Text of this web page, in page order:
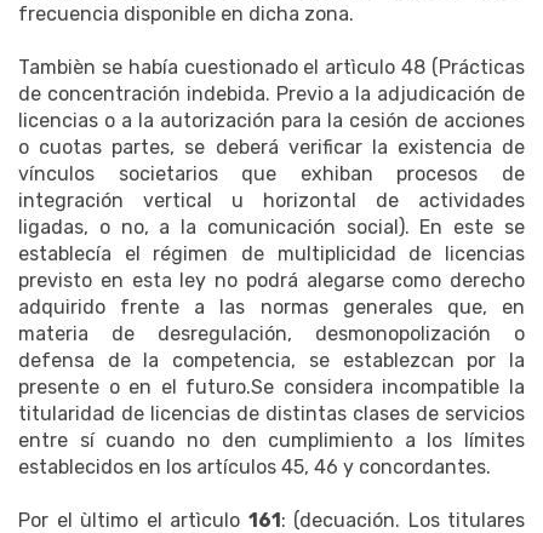
frecuencia disponible en dicha zona.
Tambièn se había cuestionado el artìculo 48 (Prácticas
de concentración indebida. Previo a la adjudicación de
licencias o a la autorización para la cesión de acciones
o cuotas partes, se deberá verificar la existencia de
vínculos societarios que exhiban procesos de
integración vertical u horizontal de actividades
ligadas, o no, a la comunicación social). En este se
establecía el régimen de multiplicidad de licencias
previsto en esta ley no podrá alegarse como derecho
adquirido frente a las normas generales que, en
materia de desregulación, desmonopolización o
defensa de la competencia, se establezcan por la
presente o en el futuro.Se considera incompatible la
titularidad de licencias de distintas clases de servicios
entre sí cuando no den cumplimiento a los límites
establecidos en los artículos 45, 46 y concordantes.
Por el ùltimo el artìculo 161: (decuación. Los titulares